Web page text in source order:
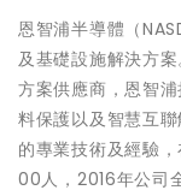
恩智浦半導體（
及基礎設施解決方
方案供應商，恩智
料保護以及智慧互
的專業技術及經驗
00人，2016年公司